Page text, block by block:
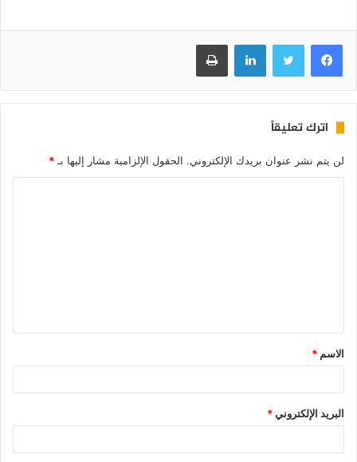
فيسبوك تويتر لينكدإن طباعة
اترك تعليقاً
لن يتم نشر عنوان بريدك الإلكتروني. الحقول الإلزامية مشار إليها بـ *
الاسم *
البريد الإلكتروني*